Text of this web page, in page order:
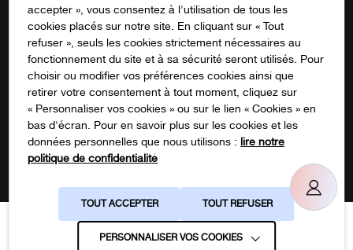
Ce champ n’est utilisé qu’à des fins de
validation et devrait rester inchangé.
S'inscrire à notre newsletter
Suivez-nous sur les réseaux !
Gestion des cookies
Politique de confidentialité
accepter », vous consentez à l'utilisation de tous les
cookies placés sur notre site. En cliquant sur « Tout
refuser », seuls les cookies strictement nécessaires au
fonctionnement du site et à sa sécurité seront utilisés. Pour
choisir ou modifier vos préférences cookies ainsi que
retirer votre consentement à tout moment, cliquez sur
« Personnaliser vos cookies » ou sur le lien « Cookies » en
bas d'écran. Pour en savoir plus sur les cookies et les
données personnelles que nous utilisons :lire notre
politique de confidentialité
TOUT ACCEPTER TOUT REFUSER
PERSONNALISER VOS COOKIES